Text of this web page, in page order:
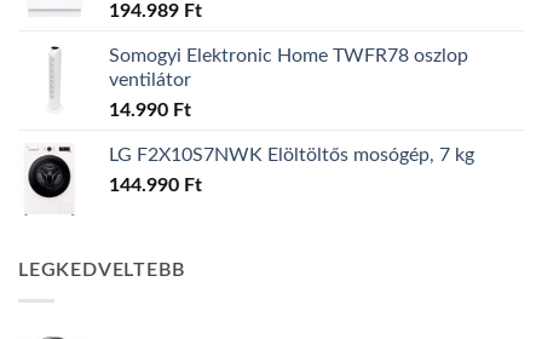
194.989 Ft
Somogyi Elektronic Home TWFR78 oszlop
ventilátor
14.990 Ft
LG F2X10S7NWK Elöltöltős mosógép, 7 kg
144.990 Ft
LEGKEDVELTEBB